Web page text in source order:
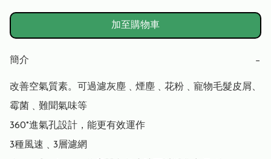
加至購物車
簡介 −
改善空氣質素。可過濾灰塵﹑煙塵﹑花粉﹑寵物毛髮皮屑、
霉菌﹑難聞氣味等
360°進氣孔設計，能更有效運作
3種風速﹑3層濾網